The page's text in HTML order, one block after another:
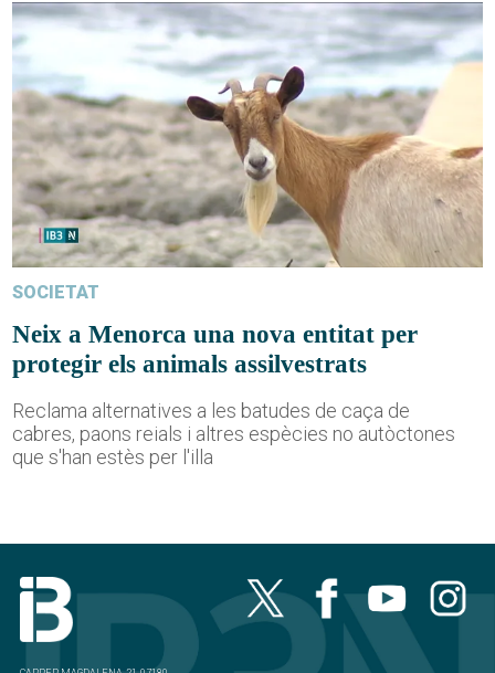
SOCIETAT
Neix a Menorca una nova entitat per
protegir els animals assilvestrats
Reclama alternatives a les batudes de caça de
cabres, paons reials i altres espècies no autòctones
que s'han estès per l'illa